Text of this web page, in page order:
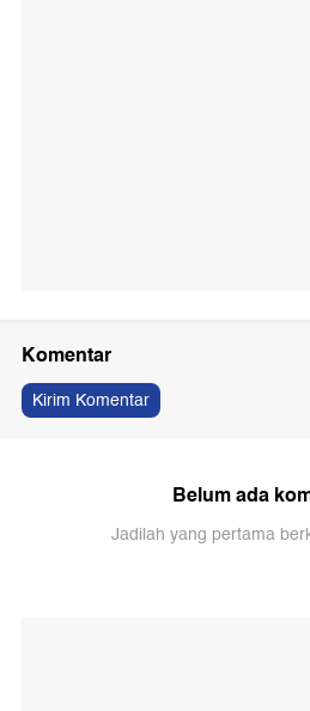
Komentar
Kirim Komentar
Belum ada
Jadilah yang pertama